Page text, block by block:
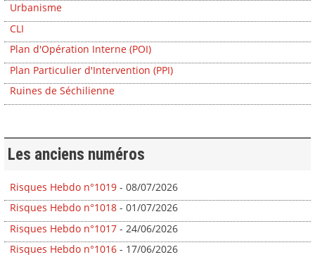
Urbanisme
CLI
Plan d'Opération Interne (POI)
Plan Particulier d'Intervention (PPI)
Ruines de Séchilienne
Les anciens numéros
Risques Hebdo n°1019 - 08/07/2026
Risques Hebdo n°1018 - 01/07/2026
Risques Hebdo n°1017 - 24/06/2026
Risques Hebdo n°1016 - 17/06/2026